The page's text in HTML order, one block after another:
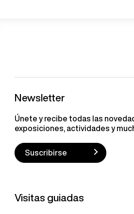
Newsletter
Únete y recibe todas las
exposiciones, actividades y
Suscribirse
Visitas guiadas